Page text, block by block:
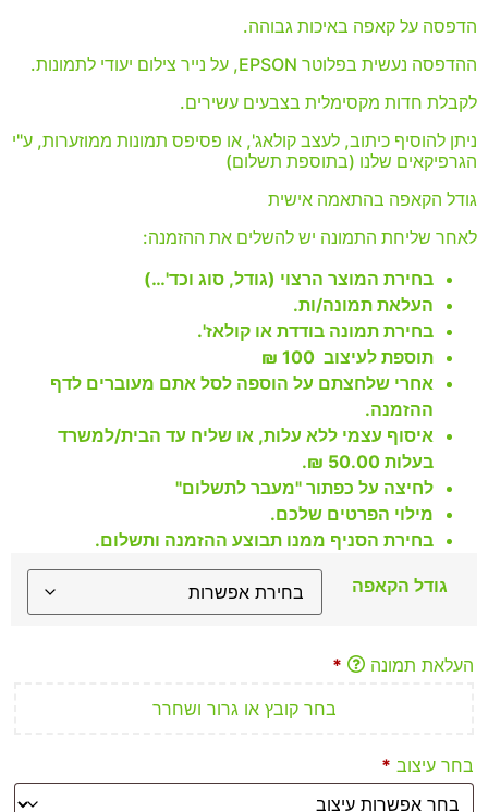
הדפסה על קאפה באיכות גבוהה.
ההדפסה נעשית בפלוטר EPSON, על נייר צילום יעודי לתמונות.
לקבלת חדות מקסימלית בצבעים עשירים.
ניתן להוסיף כיתוב, לעצב קולאג', או פסיפס תמונות ממוזערות, ע"י
הגרפיקאים שלנו (בתוספת תשלום)
גודל הקאפה בהתאמה אישית
לאחר שליחת התמונה יש להשלים את ההזמנה:
בחירת המוצר הרצוי (גודל, סוג וכד'…)
העלאת תמונה/ות.
בחירת תמונה בודדת או קולאז'.
תוספת לעיצוב 100 ₪
אחרי שלחצתם על הוספה לסל אתם מעוברים לדף
ההזמנה.
איסוף עצמי ללא עלות, או שליח עד הבית/למשרד
בעלות 50.00 ₪.
לחיצה על כפתור "מעבר לתשלום"
מילוי הפרטים שלכם.
בחירת הסניף ממנו תבוצע ההזמנה ותשלום.
גודל הקאפה
העלאת תמונה
*
בחר קובץ או גרור ושחרר
בחר עיצוב *